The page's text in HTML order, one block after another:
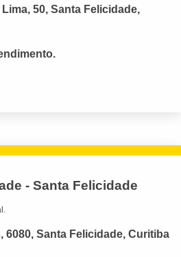
50, Santa Felicidade,
- Santa Felicidade
6080, Santa Felicidade, Curitiba